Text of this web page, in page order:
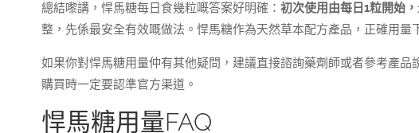
總結嚟講，悍馬糖每日食幾粒嘅答案好明確： 初次使用由每日1粒開始
整，先係最安全有效嘅做法。悍馬糖作為天然草本配方產品，正確用量
如果你對悍馬糖用量仲有其他疑問，建議直接諮詢藥劑師或者參考產
購買時一定要認準官方渠道。
悍馬糖用量FAQ